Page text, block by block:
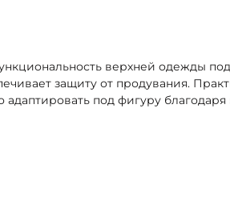
верхней одежды
защиту от продувания.
под фигуру благодаря